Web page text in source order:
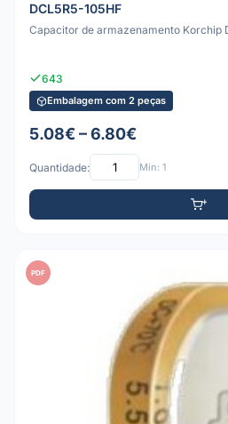
DCL5R5-105HF
Capacitor de armazenamento Korchip
643
Embalagem com 2 peças
5.08€ – 6.80€
Quantidade: Mín: 1
PDF